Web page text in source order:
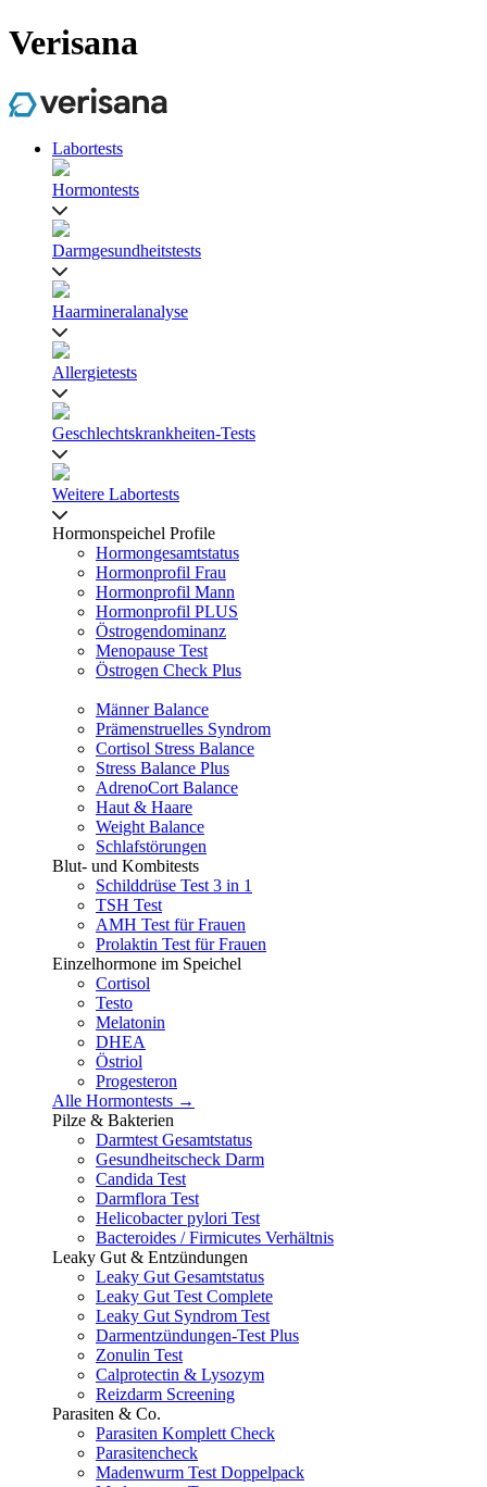
Verisana
Labortests
Hormontests
Darmgesundheitstests
Haarmineralanalyse
Allergietests
Geschlechtskrankheiten-Tests
Weitere Labortests
Hormonspeichel Profile
Hormongesamtstatus
Hormonprofil Frau
Hormonprofil Mann
Hormonprofil PLUS
Östrogendominanz
Menopause Test
Östrogen Check Plus
Männer Balance
Prämenstruelles Syndrom
Cortisol Stress Balance
Stress Balance Plus
AdrenoCort Balance
Haut & Haare
Weight Balance
Schlafstörungen
Blut- und Kombitests
Schilddrüse Test 3 in 1
TSH Test
AMH Test für Frauen
Prolaktin Test für Frauen
Einzelhormone im Speichel
Cortisol
Testo
Melatonin
DHEA
Östriol
Progesteron
Alle Hormontests →
Pilze & Bakterien
Darmtest Gesamtstatus
Gesundheitscheck Darm
Candida Test
Darmflora Test
Helicobacter pylori Test
Bacteroides / Firmicutes Verhältnis
Leaky Gut & Entzündungen
Leaky Gut Gesamtstatus
Leaky Gut Test Complete
Leaky Gut Syndrom Test
Darmentzündungen-Test Plus
Zonulin Test
Calprotectin & Lysozym
Reizdarm Screening
Parasiten & Co.
Parasiten Komplett Check
Parasitencheck
Madenwurm Test Doppelpack